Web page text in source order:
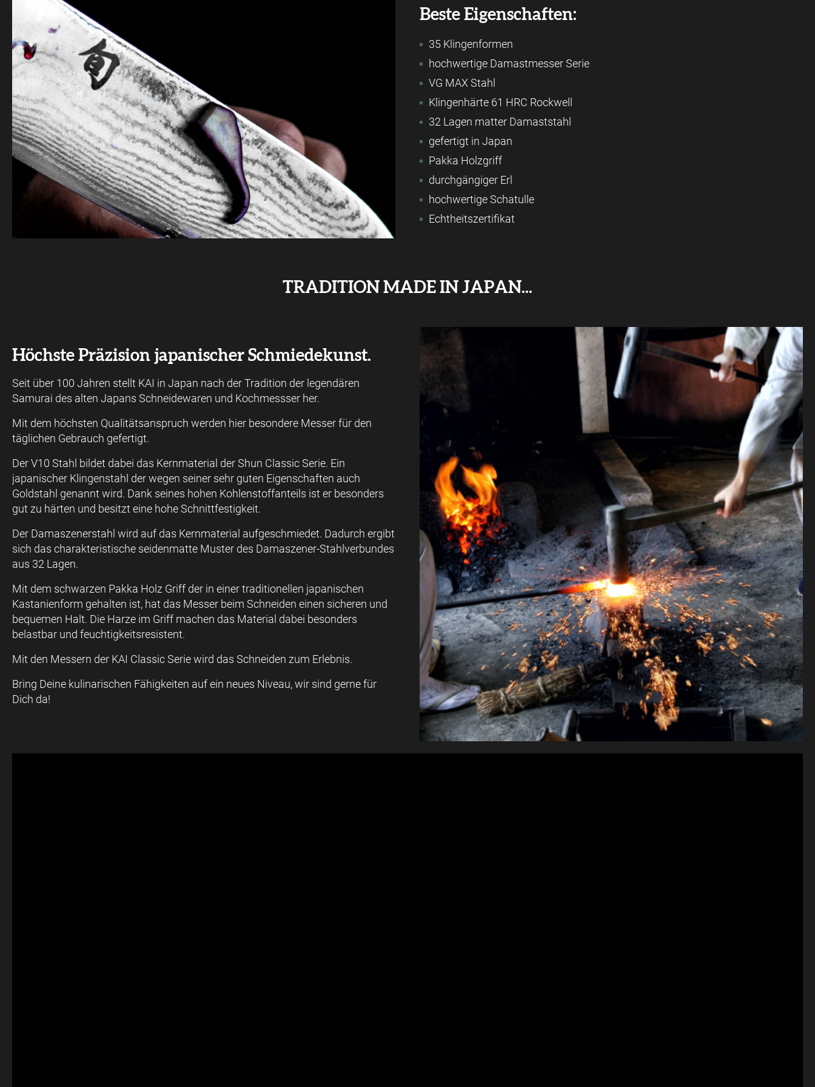
Beste Eigenschaften:
35 Klingenformen
hochwertige Damastmesser Serie
VG MAX Stahl
Klingenhärte 61 HRC Rockwell
32 Lagen matter Damaststahl
gefertigt in Japan
Pakka Holzgriff
durchgängiger Erl
hochwertige Schatulle
Echtheitszertifikat
TRADITION MADE IN JAPAN...
Höchste Präzision japanischer Schmiedekunst.
Seit über 100 Jahren stellt KAI in Japan nach der Tradition der legendären
Samurai des alten Japans Schneidewaren und Kochmessser her.
Mit dem höchsten Qualitätsanspruch werden hier besondere Messer für den
täglichen Gebrauch gefertigt.
Der V10 Stahl bildet dabei das Kernmaterial der Shun Classic Serie. Ein
japanischer Klingenstahl der wegen seiner sehr guten Eigenschaften auch
Goldstahl genannt wird. Dank seines hohen Kohlenstoffanteils ist er besonders
gut zu härten und besitzt eine hohe Schnittfestigkeit.
Der Damaszenerstahl wird auf das Kernmaterial aufgeschmiedet. Dadurch ergibt
sich das charakteristische seidenmatte Muster des Damaszener-Stahlverbundes
aus 32 Lagen.
Mit dem schwarzen Pakka Holz Griff der in einer traditionellen japanischen
Kastanienform gehalten ist, hat das Messer beim Schneiden einen sicheren und
bequemen Halt. Die Harze im Griff machen das Material dabei besonders
belastbar und feuchtigkeitsresistent.
Mit den Messern der KAI Classic Serie wird das Schneiden zum Erlebnis.
Bring Deine kulinarischen Fähigkeiten auf ein neues Niveau, wir sind gerne für
Dich da!